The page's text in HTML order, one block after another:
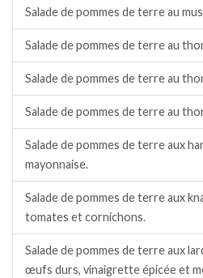
Salade de pommes de terre au
Salade de pommes de terre au
Salade de pommes de terre au
Salade de pommes de terre au
Salade de pommes de terre aux
mayonnaise.
Salade de pommes de terre aux
tomates et cornichons.
Salade de pommes de terre aux
œufs durs, vinaigrette épicée et